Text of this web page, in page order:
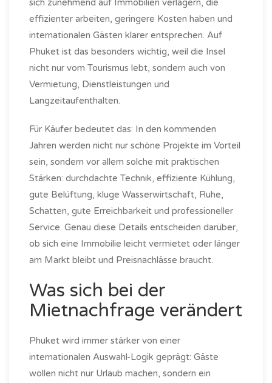
sich zunehmend auf Immobilien verlagern, die
effizienter arbeiten, geringere Kosten haben und
internationalen Gästen klarer entsprechen. Auf
Phuket ist das besonders wichtig, weil die Insel
nicht nur vom Tourismus lebt, sondern auch von
Vermietung, Dienstleistungen und
Langzeitaufenthalten.
Für Käufer bedeutet das: In den kommenden
Jahren werden nicht nur schöne Projekte im Vorteil
sein, sondern vor allem solche mit praktischen
Stärken: durchdachte Technik, effiziente Kühlung,
gute Belüftung, kluge Wasserwirtschaft, Ruhe,
Schatten, gute Erreichbarkeit und professioneller
Service. Genau diese Details entscheiden darüber,
ob sich eine Immobilie leicht vermietet oder länger
am Markt bleibt und Preisnachlässe braucht.
Was sich bei der
Mietnachfrage verändert
Phuket wird immer stärker von einer
internationalen Auswahl-Logik geprägt: Gäste
wollen nicht nur Urlaub machen, sondern ein